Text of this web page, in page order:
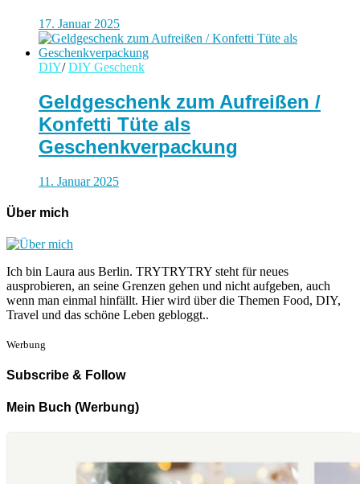
17. Januar 2025
DIY/ DIY Geschenk
Geldgeschenk zum Aufreißen /
Konfetti Tüte als
Geschenkverpackung
11. Januar 2025
Über mich
Ich bin Laura aus Berlin. TRYTRYTRY steht für neues
ausprobieren, an seine Grenzen gehen und nicht aufgeben, auch
wenn man einmal hinfällt. Hier wird über die Themen Food, DIY,
Travel und das schöne Leben gebloggt..
Werbung
Subscribe & Follow
Mein Buch (Werbung)